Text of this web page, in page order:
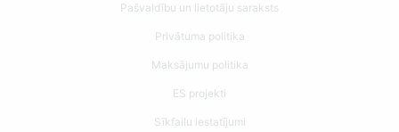
Pašvaldību un lietotāju saraksts
Privātuma politika
Maksājumu politika
ES projekti
Sīkfailu iestatījumi